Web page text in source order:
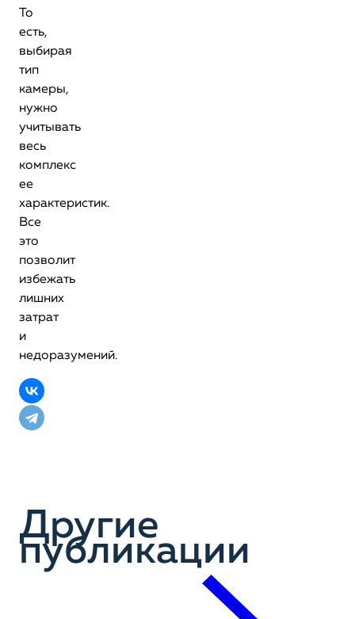
То
есть,
выбирая
тип
камеры,
нужно
учитывать
весь
комплекс
ее
характеристик.
Все
это
позволит
избежать
лишних
затрат
и
недоразумений.
Другие
публикации